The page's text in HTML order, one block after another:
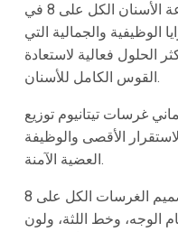
يستفيد المرضى الذين يختارون زراعة الأسنان الكل على 8 في
والجمالية التي
الحلول فعالية لاستعادة
القوس الكامل للأسنان.
غرسات تيتانيوم توزيع
الأقصى والوظيفة
العضية الآمنة.
تم تصميم الغرسات الكل على 8
الوجه، وخط اللثة، ولون